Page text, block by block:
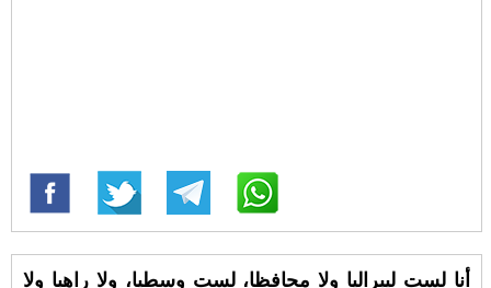
أنا لست ليبراليا ولا محافظا، لست وسطيا، ولا راهبا ولا